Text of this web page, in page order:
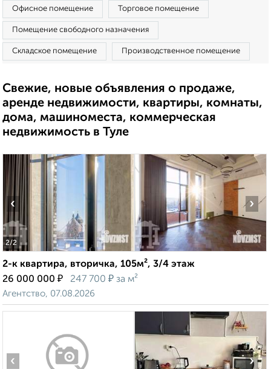
Офисное помещение Торговое помещение
Помещение свободного назначения
Складское помещение Производственное помещение
Свежие, новые объявления о продаже,
аренде недвижимости, квартиры, комнаты,
дома, машиноместа, коммерческая
недвижимость в Туле
2/2
‹ ›
2-к квартира, вторичка, 105м², 3/4 этаж
26 000 000 ₽ 247 700 ₽ за м²
Агентство, 07.08.2026
‹ ›